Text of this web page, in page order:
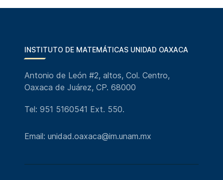
INSTITUTO DE MATEMÁTICAS UNIDAD OAXACA
Antonio de León #2, altos, Col. Centro,
Oaxaca de Juárez, CP. 68000
Tel: 951 5160541 Ext. 550.
Email: unidad.oaxaca@im.unam.mx